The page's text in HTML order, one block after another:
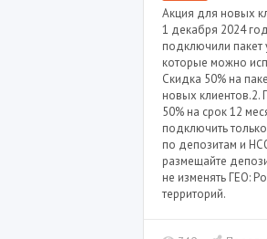
Акция для новых
1 декабря 2024
подключили пакет
которые можно
Скидка 50% на
новых
50% на срок 12
подключить
по депозитам и
размещайте
не изменять ГЕО:
территорий.